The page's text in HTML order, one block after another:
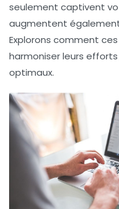
seulement captivent
augmentent
Explorons comment
harmoniser leurs
optimaux.